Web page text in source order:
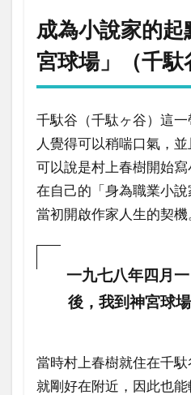
成為小說家的
宮球場」（千馱
千馱谷（千駄ヶ谷）這
人覺得可以稍喘口氣，
可以說是村上春樹開始
在自己的「身為職業小
當初開啟作家人生的契機
一九七八年四月
後，我到神宮球
當時村上春樹就住在千
就剛好在附近，因此也